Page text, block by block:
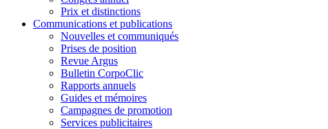
Prix et distinctions
Communications et publications
Nouvelles et communiqués
Prises de position
Revue Argus
Bulletin CorpoClic
Rapports annuels
Guides et mémoires
Campagnes de promotion
Services publicitaires